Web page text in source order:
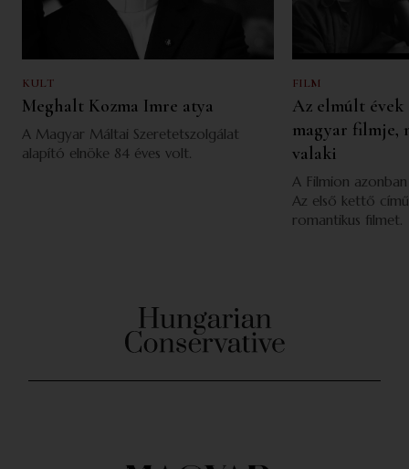
KULT
Meghalt Kozma Imre atya
A Magyar Máltai Szeretetszolgálat
alapító elnöke 84 éves volt.
FILM
Az elmúlt
magyar filmje,
valaki
A Filmion
Az első kettő
romantikus filmet.